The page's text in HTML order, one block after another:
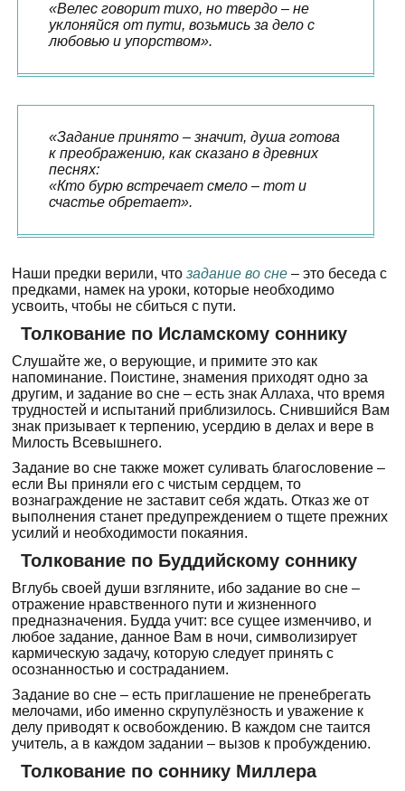
«Велес говорит тихо, но твердо – не
уклоняйся от пути, возьмись за дело с
любовью и упорством».
«Задание принято – значит, душа готова
к преображению, как сказано в древних
песнях:
«Кто бурю встречает смело – тот и
счастье обретает».
Наши предки верили, что задание во сне – это беседа с
предками, намек на уроки, которые необходимо
усвоить, чтобы не сбиться с пути.
Толкование по Исламскому соннику
Слушайте же, о верующие, и примите это как
напоминание. Поистине, знамения приходят одно за
другим, и задание во сне – есть знак Аллаха, что время
трудностей и испытаний приблизилось. Снившийся Вам
знак призывает к терпению, усердию в делах и вере в
Милость Всевышнего.
Задание во сне также может суливать благословение –
если Вы приняли его с чистым сердцем, то
вознаграждение не заставит себя ждать. Отказ же от
выполнения станет предупреждением о тщете прежних
усилий и необходимости покаяния.
Толкование по Буддийскому соннику
Вглубь своей души взгляните, ибо задание во сне –
отражение нравственного пути и жизненного
предназначения. Будда учит: все сущее изменчиво, и
любое задание, данное Вам в ночи, символизирует
кармическую задачу, которую следует принять с
осознанностью и состраданием.
Задание во сне – есть приглашение не пренебрегать
мелочами, ибо именно скрупулёзность и уважение к
делу приводят к освобождению. В каждом сне таится
учитель, а в каждом задании – вызов к пробуждению.
Толкование по соннику Миллера